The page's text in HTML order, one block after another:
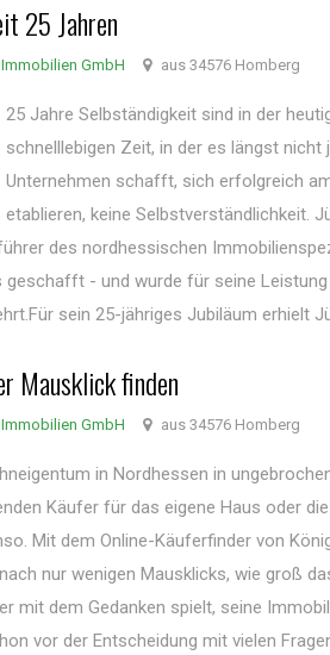
25 Jahren
GmbH aus 34576 Homberg
25 Jahre Selbständigkeit sind in der
schnelllebigen Zeit, in der es längst nicht
Unternehmen schafft, sich erfolgreich
etablieren, keine Selbstverständlichkeit.
des nordhessischen
geschafft - und wurde für seine
sein 25-jähriges Jubiläum erhielt
Mausklick finden
GmbH aus 34576 Homberg
in Nordhessen in
Käufer für das eigene Haus oder
Mit dem Online-Käuferfinder von
nur wenigen Mausklicks, wie groß
mit dem Gedanken spielt, seine
vor der Entscheidung mit vielen